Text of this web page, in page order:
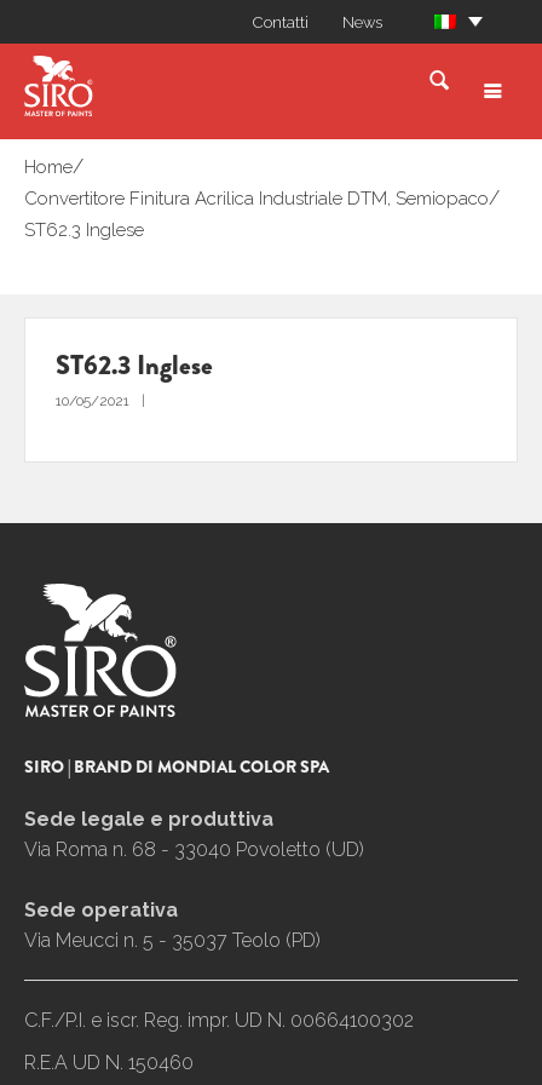
Contatti News
Home/
Convertitore Finitura Acrilica Industriale DTM, Semiopaco/
ST62.3 Inglese
ST62.3 Inglese
10/05/2021
SIRO | BRAND DI MONDIAL COLOR SPA
Sede legale e produttiva
Via Roma n. 68 - 33040 Povoletto (UD)
Sede operativa
Via Meucci n. 5 - 35037 Teolo (PD)
C.F./P.I. e iscr. Reg. impr. UD N. 00664100302
R.E.A UD N. 150460